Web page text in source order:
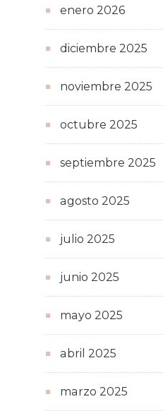
enero 2026
diciembre 2025
noviembre 2025
octubre 2025
septiembre 2025
agosto 2025
julio 2025
junio 2025
mayo 2025
abril 2025
marzo 2025